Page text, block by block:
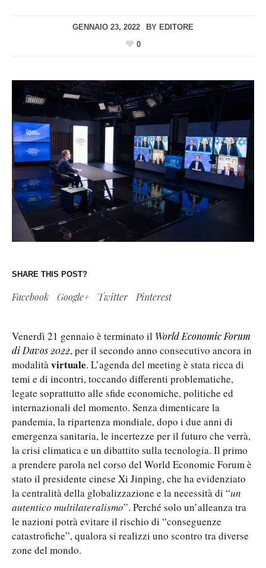
GENNAIO 23, 2022 BY EDITORE
0
SHARE THIS POST?
Facebook Google+ Twitter Pinterest
Venerdì 21 gennaio è terminato il World Economic Forum
di Davos 2022, per il secondo anno consecutivo ancora in
modalitàvirtuale. L’agenda del meeting è stata ricca di
temi e di incontri, toccando differenti problematiche,
legate soprattutto alle sfide economiche, politiche ed
internazionali del momento. Senza dimenticare la
pandemia, la ripartenza mondiale, dopo i due anni di
emergenza sanitaria, le incertezze per il futuro che verrà,
la crisi climatica e un dibattito sulla tecnologia. Il primo
a prendere parola nel corso del World Economic Forum è
stato il presidente cinese Xi Jinping, che ha evidenziato
la centralità della globalizzazione e la necessità di “un
autentico multilateralismo”. Perché solo un’alleanza tra
le nazioni potrà evitare il rischio di “conseguenze
catastrofiche”, qualora si realizzi uno scontro tra diverse
zone del mondo.